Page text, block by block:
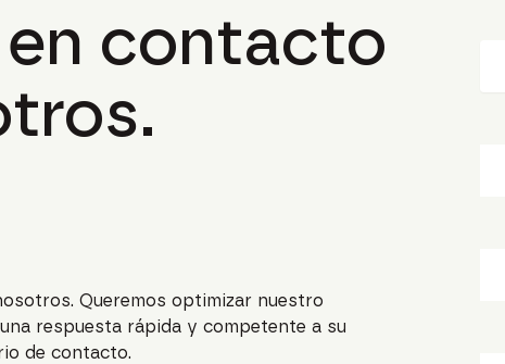
en contacto
Queremos optimizar nuestro
respuesta rápida y competente a su
de contacto.